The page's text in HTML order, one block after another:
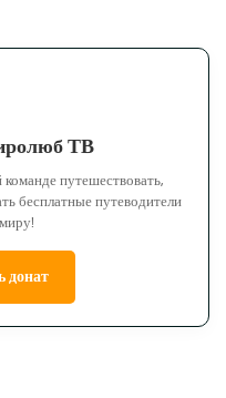
ТВ
путешествовать,
бесплатные путеводители
донат